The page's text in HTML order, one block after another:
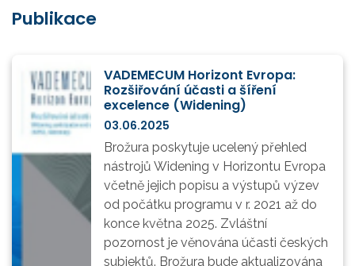
Publikace
VADEMECUM Horizont Evropa:
Rozšiřování účasti a šíření
excelence (Widening)
03.06.2025
Brožura poskytuje ucelený přehled
nástrojů Widening v Horizontu Evropa
včetně jejich popisu a výstupů výzev
od počátku programu v r. 2021 až do
konce května 2025. Zvláštní
pozornost je věnována účasti českých
subjektů. Brožura bude aktualizována